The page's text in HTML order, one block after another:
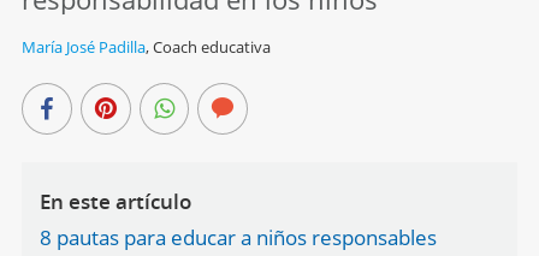
María José Padilla,Coach educativa
En este artículo
8 pautas para educar a niños responsables